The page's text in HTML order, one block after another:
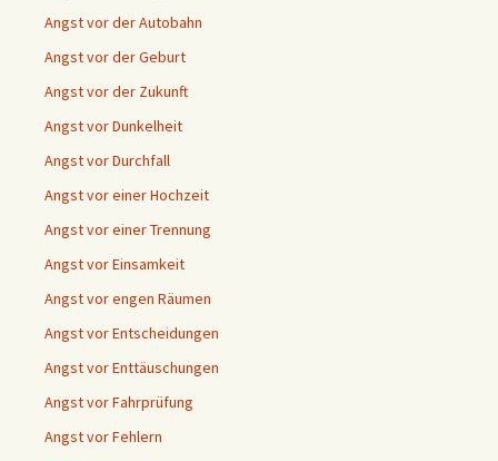
Angst vor der Autobahn
Angst vor der Geburt
Angst vor der Zukunft
Angst vor Dunkelheit
Angst vor Durchfall
Angst vor einer Hochzeit
Angst vor einer Trennung
Angst vor Einsamkeit
Angst vor engen Räumen
Angst vor Entscheidungen
Angst vor Enttäuschungen
Angst vor Fahrprüfung
Angst vor Fehlern